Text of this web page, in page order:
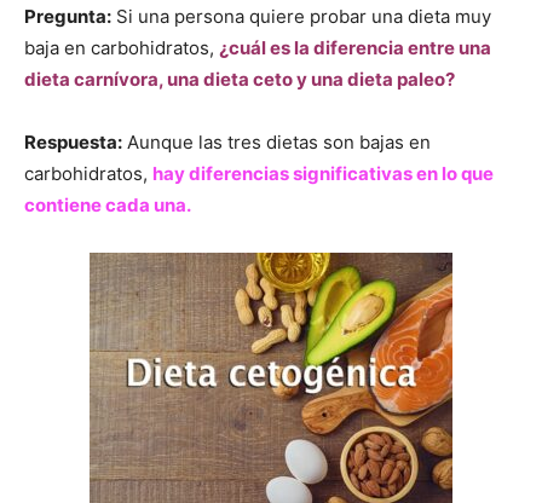
Pregunta: Si una persona quiere probar una dieta muy
baja en carbohidratos, ¿cuál es la diferencia entre una
dieta carnívora, una dieta ceto y una dieta paleo?
Respuesta: Aunque las tres dietas son bajas en
carbohidratos, hay diferencias significativas en lo que
contiene cada una.